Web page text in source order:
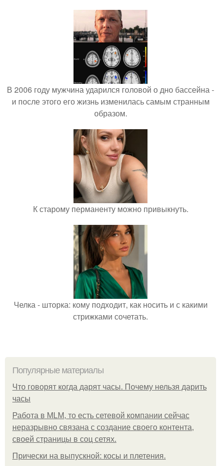
В 2006 году мужчина ударился головой о дно бассейна -
и после этого его жизнь изменилась самым странным
образом.
К старому перманенту можно привыкнуть.
Челка - шторка: кому подходит, как носить и с какими
стрижками сочетать.
Популярные материалы
Что говорят когда дарят часы. Почему нельзя дарить
часы
Работа в MLM, то есть сетевой компании сейчас
неразрывно связана с создание своего контента,
своей страницы в соц сетях.
Прически на выпускной: косы и плетения.